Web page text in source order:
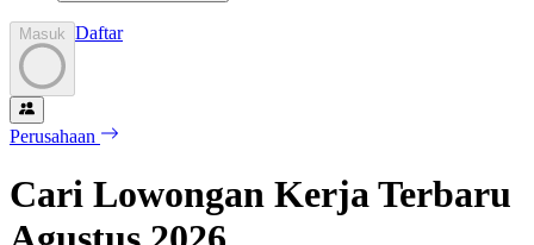
Masuk Daftar
Perusahaan
Cari Lowongan Kerja Terbaru